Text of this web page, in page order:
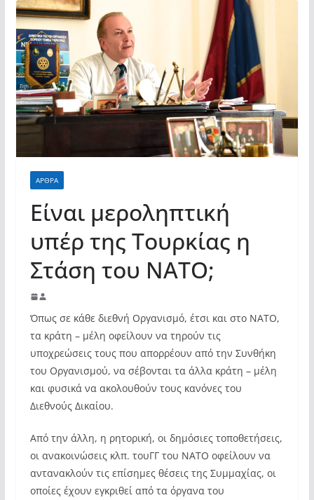
καθημερινότητάς τους»
Στέφανος Γκίκας: «Καλωσορίζω θερμά τους
911 νέους φοιτητές που επέλεξαν τα 6
Τμήματα της Κέρκυρας για τις σπουδές
τους»
ΑΡΘΡΑ
Είναι μεροληπτική
υπέρ της Τουρκίας η
Στάση του ΝΑΤΟ;
Όπως σε κάθε διεθνή Οργανισμό, έτσι και στο ΝΑΤΟ,
τα κράτη – μέλη οφείλουν να τηρούν τις
υποχρεώσεις τους που απορρέουν από την Συνθήκη
του Οργανισμού, να σέβονται τα άλλα κράτη – μέλη
και φυσικά να ακολουθούν τους κανόνες του
Διεθνούς Δικαίου.
Από την άλλη, η ρητορική, οι δημόσιες τοποθετήσεις,
οι ανακοινώσεις κλπ. τουΓΓ του ΝΑΤΟ οφείλουν να
αντανακλούν τις επίσημες θέσεις της Συμμαχίας, οι
οποίες έχουν εγκριθεί από τα όργανα του